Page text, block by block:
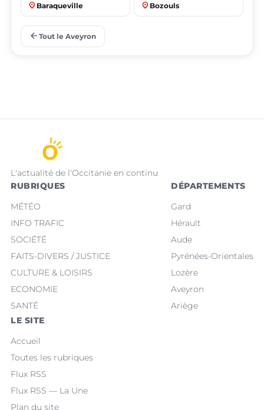
place Baraqueville place Bozouls
place
arrow_back Tout le Aveyron
L'actualité de l'Occitanie en continu
RUBRIQUES
MÉTÉO
INFO TRAFIC
SOCIÉTÉ
FAITS-DIVERS / JUSTICE
CULTURE & LOISIRS
ECONOMIE
SANTÉ
DÉPARTEMENTS
Gard
Hérault
Aude
Pyrénées-Orientales
Lozère
Aveyron
Ariège
LE SITE
Accueil
Toutes les rubriques
Flux RSS
Flux RSS — La Une
Plan du site